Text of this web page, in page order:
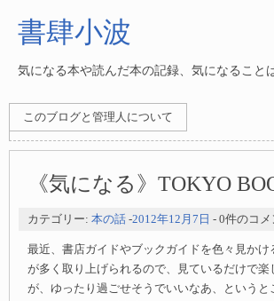
書肆小波
気になる本や読んだ本の記録、気になるこ
このブログと管理人について
《気になる》TOKYO
カテゴリー: 本の話 -2012年12月7日 - 0件のコメ
最近、書店ガイドやブックガイドを色々見か
が多く取り上げられるので、見ているだけで
が、ゆったり過ごせそうでいいなあ、というと